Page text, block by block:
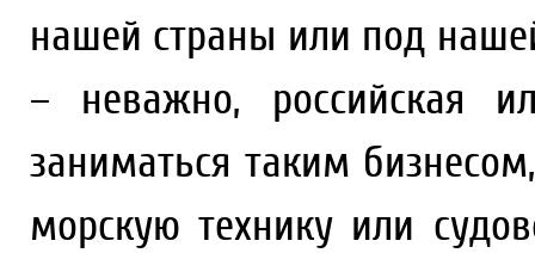
нашей страны или под
– неважно, российская
заниматься таким
морскую технику или